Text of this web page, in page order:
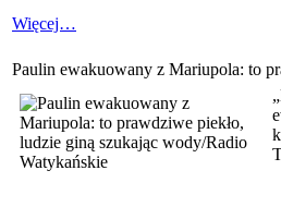
Więcej…
Paulin ewakuowany z Mariupola: to